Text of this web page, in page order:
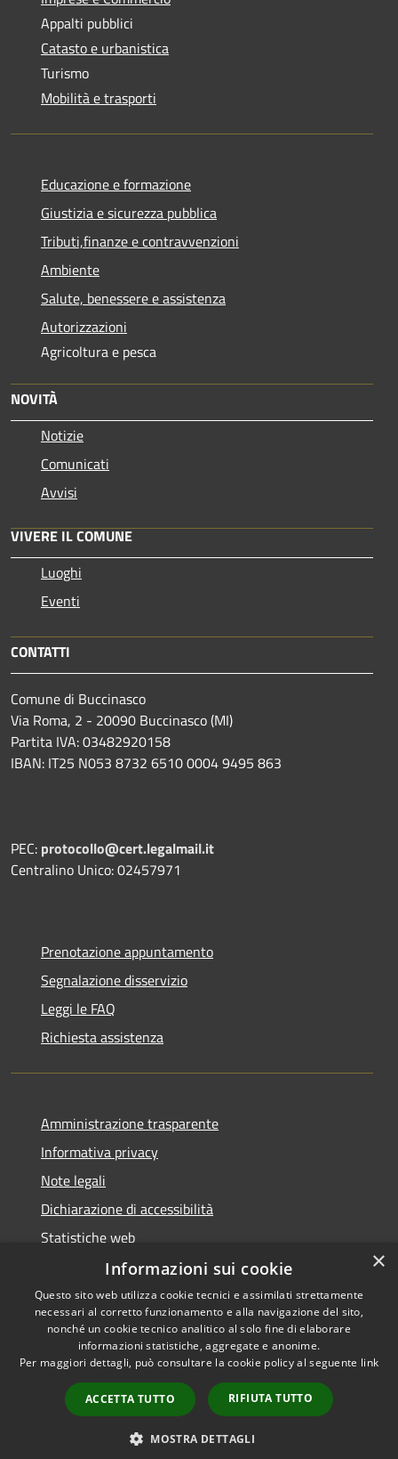
Appalti pubblici
Catasto e urbanistica
Turismo
Mobilità e trasporti
Educazione e formazione
Giustizia e sicurezza pubblica
Tributi,finanze e contravvenzioni
Ambiente
Salute, benessere e assistenza
Autorizzazioni
Agricoltura e pesca
NOVITÀ
Notizie
Comunicati
Avvisi
VIVERE IL COMUNE
Luoghi
Eventi
CONTATTI
Comune di Buccinasco
Via Roma, 2 - 20090 Buccinasco (MI)
Partita IVA: 03482920158
IBAN: IT25 N053 8732 6510 0004 9495 863
PEC: protocollo@cert.legalmail.it
Centralino Unico: 02457971
Prenotazione appuntamento
Segnalazione disservizio
Leggi le FAQ
Richiesta assistenza
Amministrazione trasparente
Informativa privacy
Note legali
Dichiarazione di accessibilità
Statistiche web
Accessibilità
Privacy
Mappa del sito
Copyright © 2026 • Comune di
Buccinasco • Powered by
Municipium•Accesso
redazione
×
Informazioni sui cookie
Questo sito web utilizza cookie tecnici e assimilati strettamente
necessari al corretto funzionamento e alla navigazione del sito,
nonché un cookie tecnico analitico al solo fine di elaborare
informazioni statistiche, aggregate e anonime.
Per maggiori dettagli, può consultare la cookie policy al seguente link
ACCETTA TUTTO RIFIUTA TUTTO
MOSTRA DETTAGLI